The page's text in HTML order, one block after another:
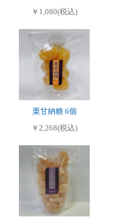
￥1,080(税込)
栗甘納糖 6個
￥2,268(税込)